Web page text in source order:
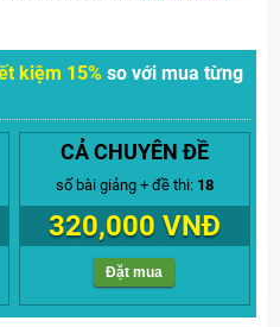
kiệm 15% so với mua từng
CẢ CHUYÊN ĐỀ
số bài giảng + đề thi: 18
320,000 VNĐ
Đặt mua